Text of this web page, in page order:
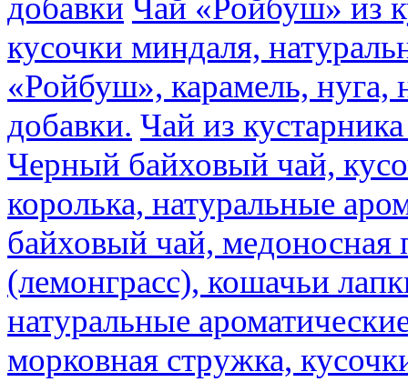
добавки Чай «Ройбуш» из
кусочки миндаля,
«Ройбуш», карамель, нуга,
добавки. Чай из
Черный байховый чай,
королька, натуральные
байховый чай, медоносная
(лемонграсс), кошачьи
натуральные
морковная стружка,